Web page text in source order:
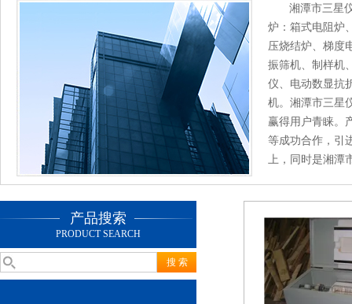
湘潭市三星
炉：箱式电阻炉
压烧结炉、梯度
振筛机、制样机
仪、电动数显抗
机。湘潭市三星
赢得用户青睐。
等成功合作，引
上，同时是湘潭
产品搜索
PRODUCT SEARCH